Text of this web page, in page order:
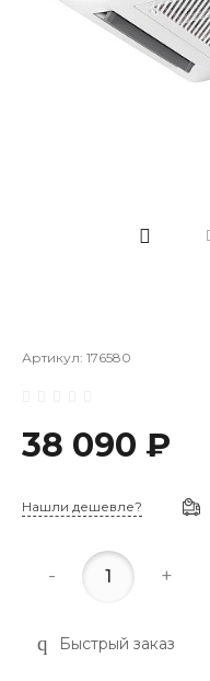
Артикул: 176580
38 090 ₽
Нашли дешевле?
- +
Быстрый заказ